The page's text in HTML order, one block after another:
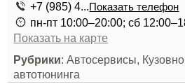
+7 (985) 4...Показать телефон
пн-пт 10:00–20:00; сб
Показать на карте
Рубрики: Автосервисы,
автотюнинга